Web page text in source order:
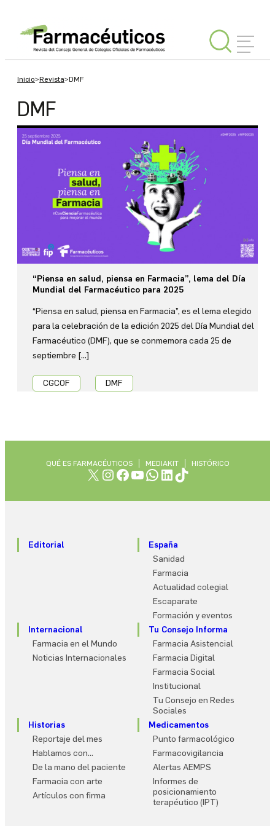
INICIAR
Editorial
Internacional
Informa
Medicamentos
WhatsApp
LinkedIn
TikTok
Inicio>Revista>DMF
DMF
“Piensa en salud, piensa en Farmacia”, lema del Día
Mundial del Farmacéutico para 2025
“Piensa en salud, piensa en Farmacia”, es el lema elegido
para la celebración de la edición 2025 del Día Mundial del
Farmacéutico (DMF), que se conmemora cada 25 de
septiembre […]
CGCOF DMF
QUÉ ES FARMACÉUTICOS MEDIAKIT HISTÓRICO
X Instagram
Facebook
YouTube
WhatsApp
LinkedIn
TikTok
Editorial
España
Sanidad
Farmacia
Actualidad colegial
Escaparate
Formación y eventos
Internacional
Farmacia en el Mundo
Noticias Internacionales
Tu Consejo Informa
Farmacia Asistencial
Farmacia Digital
Farmacia Social
Institucional
Tu Consejo en Redes
Sociales
Historias
Reportaje del mes
Hablamos con…
De la mano del paciente
Farmacia con arte
Artículos con firma
Medicamentos
Punto farmacológico
Farmacovigilancia
Alertas AEMPS
Informes de
posicionamiento
terapéutico (IPT)